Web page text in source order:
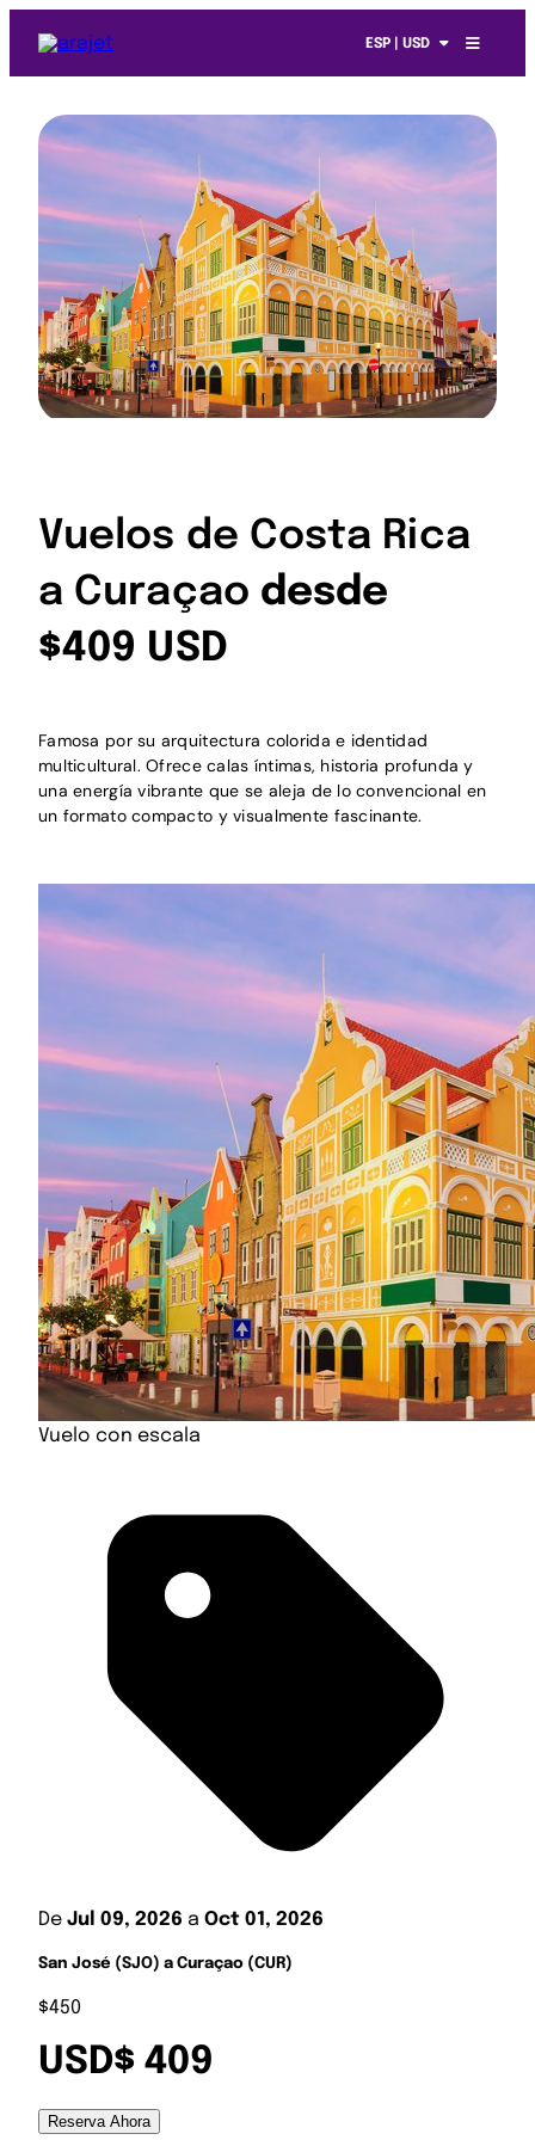
ESP | USD
Vuelos de Costa Rica
a Curaçao desde
$409 USD
Famosa por su arquitectura colorida e identidad
multicultural. Ofrece calas íntimas, historia profunda y
una energía vibrante que se aleja de lo convencional en
un formato compacto y visualmente fascinante.
Vuelo con escala
De Jul 09, 2026 a Oct 01, 2026
San José (SJO) a Curaçao (CUR)
$450
USD$ 409
Reserva Ahora